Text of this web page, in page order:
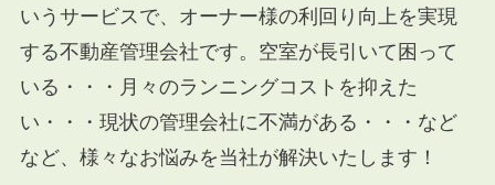
いうサービスで、オーナー様の利回り向上を実現
する不動産管理会社です。空室が長引いて困って
いる・・・月々のランニングコストを抑えた
い・・・現状の管理会社に不満がある・・・など
など、様々なお悩みを当社が解決いたします！